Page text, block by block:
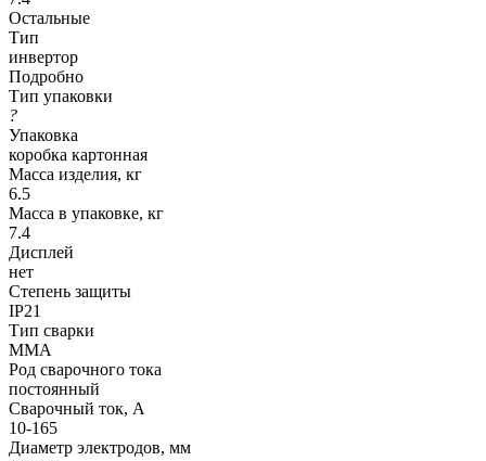
Остальные
Тип
инвертор
Подробно
Тип упаковки
?
Упаковка
коробка картонная
Масса изделия, кг
6.5
Масса в упаковке, кг
7.4
Дисплей
нет
Степень защиты
IP21
Тип сварки
ММА
Род сварочного тока
постоянный
Сварочный ток, А
10-165
Диаметр электродов, мм